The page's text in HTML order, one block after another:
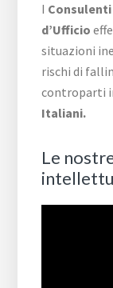
I
d’Ufficio
situazioni
rischi di
controparti
Italiani.
Le